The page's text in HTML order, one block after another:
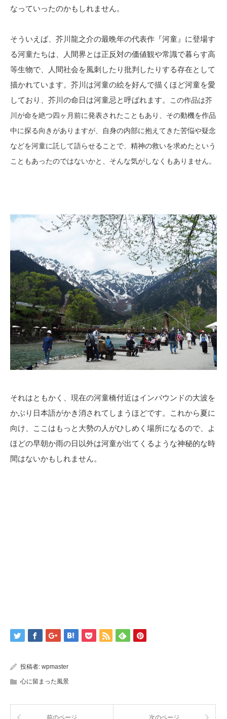
なっていったのかもしれません。
そういえば、芥川龍之介の最晩年の代表作『河童』に登場す
る河童たちは、人間界とは正反対の価値観や常識で暮らす高
等生物で、人間社会を風刺したり批判したりする存在として
描かれています。芥川は河童の絵を好んで描くほど河童を愛
しており、芥川の命日は河童忌と呼ばれます。
この作品は芥
川が命を絶つ四ヶ月前に発表されたこともあり、その動機を作品
中に探る向きがありますが、自身の内部に抱えてきた苦悩や疑念
などを河童に託して語らせることで、精神の救いを求めたという
こともあったのではないかと、そんな気がしなくもありません。
それはともかく、現在の河童橋付近はインバウンドの大波を
かぶり日本語がかき消されてしまうほどです。これから夏に
向け、ここはもっと大勢の人がひしめく場所になるので、よ
ほどの早朝か雨の日以外は河童が出てくるような神秘的な時
間はないかもしれません。
投稿者: wpmaster
心に留まった風景
前のページ 次のページ